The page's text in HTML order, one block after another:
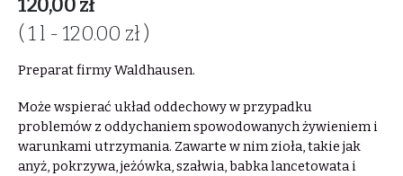
( 1 l - 120.00 zł )
Preparat firmy Waldhausen.
Może wspierać układ oddechowy w przypadku
problemów z oddychaniem spowodowanych żywieniem i
warunkami utrzymania. Zawarte w nim zioła, takie jak
anyż, pokrzywa, jeżówka, szałwia, babka lancetowata i